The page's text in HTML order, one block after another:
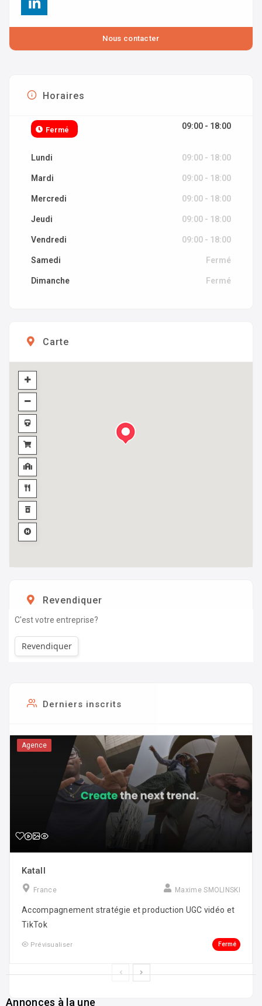
Horaires
Fermé 09:00 - 18:00
Lundi 09:00 - 18:00
Mardi 09:00 - 18:00
Mercredi 09:00 - 18:00
Jeudi 09:00 - 18:00
Vendredi 09:00 - 18:00
Samedi Fermé
Dimanche Fermé
Carte
Revendiquer
C'est votre entreprise?
Revendiquer
Derniers inscrits
Agence
Katall
France Maxime SMOLINSKI
Accompagnement stratégie et production UGC vidéo et
TikTok
Prévisualiser Fermé
Annonces à la une